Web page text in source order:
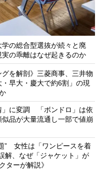
の総合型選抜が続々と廃
の乖離はなぜ起きるのか
グを解剖》三菱商事、三井物
早大・慶大で約6割」の現
」に変調 「ボンドロ」は依
品が大量流通し一部で値崩
” 女性は「ワンピースを着
解、なぜ「ジャケット」が
ターが解説》